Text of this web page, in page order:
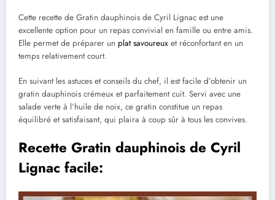
Cette recette de Gratin dauphinois de Cyril Lignac est une
excellente option pour un repas convivial en famille ou entre amis.
Elle permet de préparer un plat savoureux et réconfortant en un
temps relativement court.
En suivant les astuces et conseils du chef, il est facile d’obtenir un
gratin dauphinois crémeux et parfaitement cuit. Servi avec une
salade verte à l’huile de noix, ce gratin constitue un repas
équilibré et satisfaisant, qui plaira à coup sûr à tous les convives.
Recette Gratin dauphinois de Cyril
Lignac facile: